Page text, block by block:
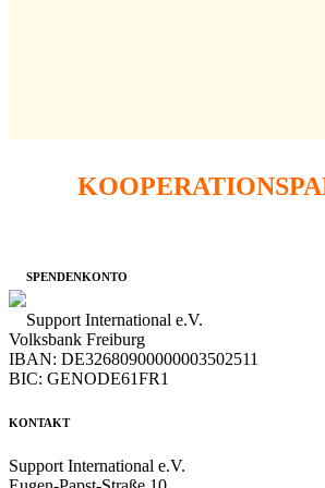
SPENDENKONTO
Support International e.V.
Volksbank Freiburg
IBAN: DE32680900000003502511
BIC: GENODE61FR1
KONTAKT
Support International e.V.